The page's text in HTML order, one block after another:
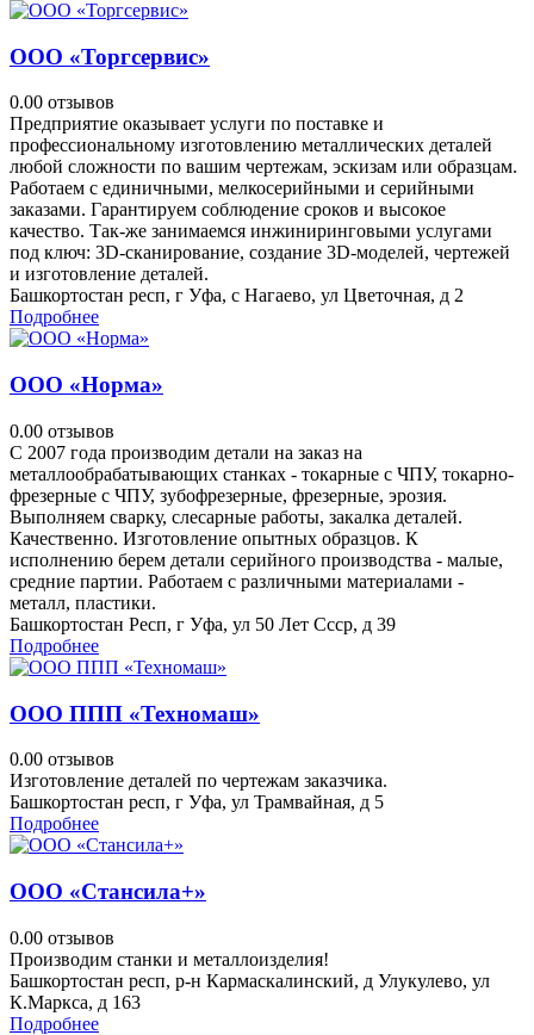
ООО «Торгсервис»
0.00 отзывов
Предприятие оказывает услуги по поставке и
профессиональному изготовлению металлических деталей
любой сложности по вашим чертежам, эскизам или образцам.
Работаем с единичными, мелкосерийными и серийными
заказами. Гарантируем соблюдение сроков и высокое
качество. Так-же занимаемся инжиниринговыми услугами
под ключ: 3D-сканирование, создание 3D-моделей, чертежей
и изготовление деталей.
Башкортостан респ, г Уфа, с Нагаево, ул Цветочная, д 2
Подробнее
ООО «Норма»
0.00 отзывов
С 2007 года производим детали на заказ на
металлообрабатывающих станках - токарные с ЧПУ, токарно-
фрезерные с ЧПУ, зубофрезерные, фрезерные, эрозия.
Выполняем сварку, слесарные работы, закалка деталей.
Качественно. Изготовление опытных образцов. К
исполнению берем детали серийного производства - малые,
средние партии. Работаем с различными материалами -
металл, пластики.
Башкортостан Респ, г Уфа, ул 50 Лет Ссср, д 39
Подробнее
ООО ППП «Техномаш»
0.00 отзывов
Изготовление деталей по чертежам заказчика.
Башкортостан респ, г Уфа, ул Трамвайная, д 5
Подробнее
ООО «Стансила+»
0.00 отзывов
Производим станки и металлоизделия!
Башкортостан респ, р-н Кармаскалинский, д Улукулево, ул
К.Маркса, д 163
Подробнее